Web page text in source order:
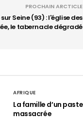
PROCHAIN ARCTICLE
Seine (93) : l'église des
le tabernacle dégradé
AFRIQUE
La famille d’un
massacrée